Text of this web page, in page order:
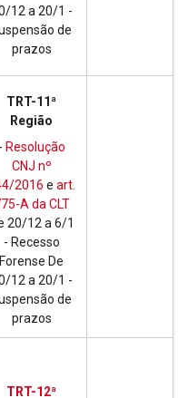
12 a 20/1 -
de
prazos
TRT-11ª
Região
- Resolução
CNJ nº
2016 e art.
A da CLT
20/12 a 6/1
- Recesso
Forense De
12 a 20/1 -
de
prazos
TRT-12ª